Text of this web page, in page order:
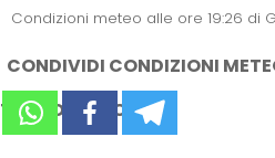
Condizioni meteo alle ore 19:26 di
CONDIVIDI CONDIZIONI
TEMPO SUI SOCIAL